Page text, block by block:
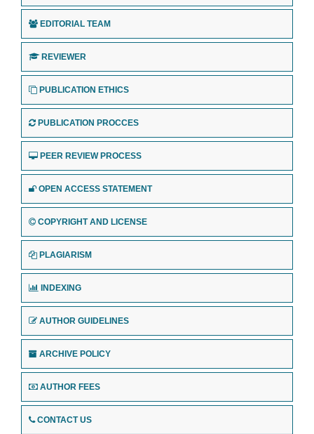
EDITORIAL TEAM
REVIEWER
PUBLICATION ETHICS
PUBLICATION PROCCES
PEER REVIEW PROCESS
OPEN ACCESS STATEMENT
COPYRIGHT AND LICENSE
PLAGIARISM
INDEXING
AUTHOR GUIDELINES
ARCHIVE POLICY
AUTHOR FEES
CONTACT US